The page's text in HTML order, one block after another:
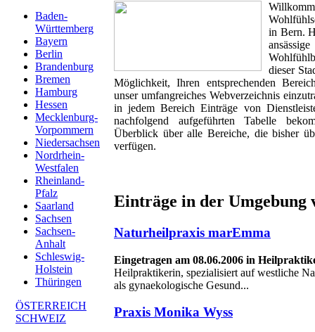
Baden-
Württemberg
Bayern
Berlin
Brandenburg
Bremen
Hamburg
Hessen
Mecklenburg-
Vorpommern
Niedersachsen
Nordrhein-
Westfalen
Rheinland-
Pfalz
Saarland
Sachsen
Sachsen-
Anhalt
Schleswig-
Holstein
Thüringen
ÖSTERREICH
SCHWEIZ
in Bern.
dieser
Möglichkeit, Ihren entsprechenden
unser umfangreiches Webverzeichnis
in jedem Bereich Einträge von
nachfolgend aufgeführten Tabelle
Überblick über alle Bereiche, die bisher
verfügen.
Einträge in der Umgebung
Naturheilpraxis marEmma
Eingetragen am 08.06.2006 in
Heilpraktikerin, spezialisiert auf westliche
als gynaekologische Gesund...
Praxis Monika Wyss